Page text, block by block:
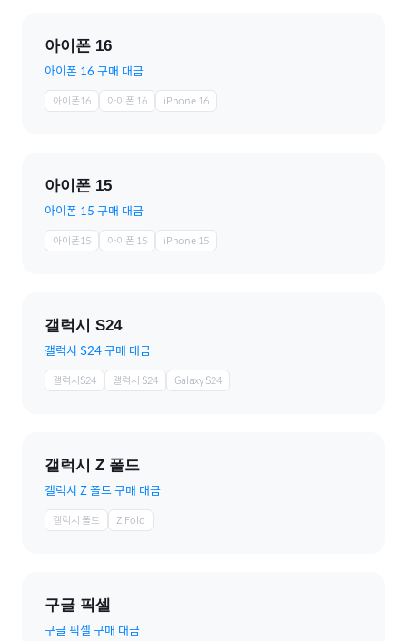
아이폰 16
아이폰 16 구매 대금
아이폰16 아이폰 16 iPhone 16
아이폰 15
아이폰 15 구매 대금
아이폰15 아이폰 15 iPhone 15
갤럭시 S24
갤럭시 S24 구매 대금
갤럭시S24 갤럭시 S24 Galaxy S24
갤럭시 Z 폴드
갤럭시 Z 폴드 구매 대금
갤럭시 폴드 Z Fold
구글 픽셀
구글 픽셀 구매 대금